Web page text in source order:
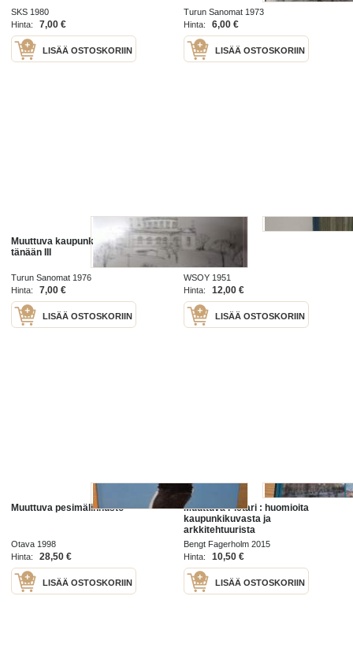
SKS 1980
Hinta:
7,00 €
LISÄÄ OSTOSKORIIN
Turun Sanomat 1973
Hinta:
6,00 €
LISÄÄ OSTOSKORIIN
Muuttuva kaupunki - Turku eilen ja
tänään III
Turun Sanomat 1976
Hinta:
7,00 €
LISÄÄ OSTOSKORIIN
Muuttuva maa
WSOY 1951
Hinta:
12,00 €
LISÄÄ OSTOSKORIIN
Muuttuva pesimälinnusto
Otava 1998
Hinta:
28,50 €
LISÄÄ OSTOSKORIIN
Muuttuva Pietari : huomioita
kaupunkikuvasta ja
arkkitehtuurista
Bengt Fagerholm 2015
Hinta:
10,50 €
LISÄÄ OSTOSKORIIN